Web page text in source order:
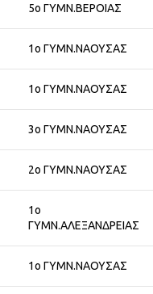
5ο ΓΥΜΝ.ΒΕΡΟΙΑΣ
1ο ΓΥΜΝ.ΝΑΟΥΣΑΣ
1ο ΓΥΜΝ.ΝΑΟΥΣΑΣ
3ο ΓΥΜΝ.ΝΑΟΥΣΑΣ
2ο ΓΥΜΝ.ΝΑΟΥΣΑΣ
1ο
ΓΥΜΝ.ΑΛΕΞΑΝΔΡΕΙΑΣ
1ο ΓΥΜΝ.ΝΑΟΥΣΑΣ